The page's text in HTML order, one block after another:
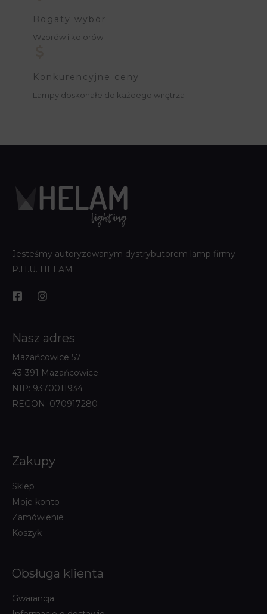
Bogaty wybór
Wzorów i kolorów
Konkurencyjne ceny
Lampy doskonałe do każdego wnętrza
Jesteśmy autoryzowanym dystrybutorem lamp firmy
P.H.U. HELAM
Nasz adres
Mazańcowice 57
43-391 Mazańcowice
NIP: 9370011934
REGON: 070917280
Zakupy
Sklep
Moje konto
Zamówienie
Koszyk
Obsługa klienta
Gwarancja